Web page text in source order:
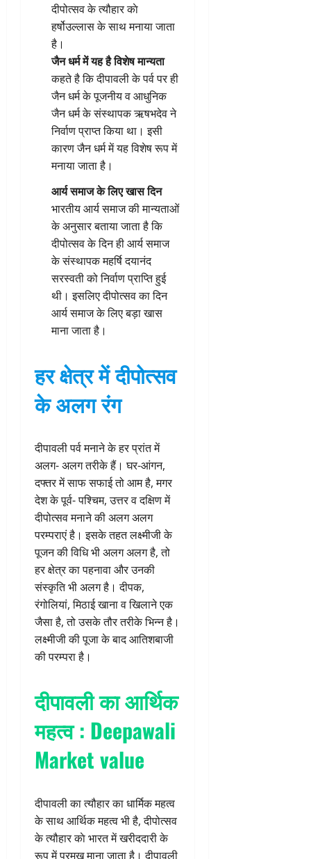
दीपोत्सव के त्यौहार काे
हर्षोउल्लास के साथ मनाया जाता
है।
जैन धर्म में यह है विशेष मान्यता
कहते है कि दीपावली के पर्व पर ही
जैन धर्म के पूजनीय व आधुनिक
जैन धर्म के संस्थापक ऋषभदेव ने
निर्वाण प्राप्त किया था। इसी
कारण जैन धर्म में यह विशेष रूप में
मनाया जाता है।
आर्य समाज के लिए खास दिन
भारतीय आर्य समाज की मान्यताओं
के अनुसार बताया जाता है कि
दीपोत्सव के दिन ही आर्य समाज
के संस्थापक महर्षि दयानंद
सरस्वती को निर्वाण प्राप्ति हुई
थी। इसलिए दीपोत्सव का दिन
आर्य समाज के लिए बड़ा खास
माना जाता है।
हर क्षेत्र में दीपोत्सव
के अलग रंग
दीपावली पर्व मनाने के हर प्रांत में
अलग- अलग तरीके हैं। घर-आंगन,
दफ्तर में साफ सफाई तो आम है, मगर
देश के पूर्व- पश्चिम, उत्तर व दक्षिण में
दीपोत्सव मनाने की अलग अलग
परम्पराएं है। इसके तहत लक्ष्मीजी के
पूजन की विधि भी अलग अलग है, तो
हर क्षेत्र का पहनावा और उनकी
संस्कृति भी अलग है। दीपक,
रंगोलियां, मिठाई खाना व खिलाने एक
जैसा है, तो उसके तौर तरीके भिन्न है।
लक्ष्मीजी की पूजा के बाद आतिशबाजी
की परम्परा है।
दीपावली का आर्थिक
महत्व : Deepawali
Market value
दीपावली का त्यौहार का धार्मिक महत्व
के साथ आर्थिक महत्व भी है, दीपोत्सव
के त्यौहार काे भारत में खरीददारी के
रूप में प्रमुख माना जाता है। दीपावली